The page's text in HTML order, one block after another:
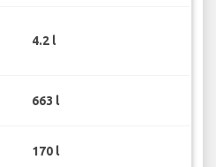
4.2 l
663 l
170 l